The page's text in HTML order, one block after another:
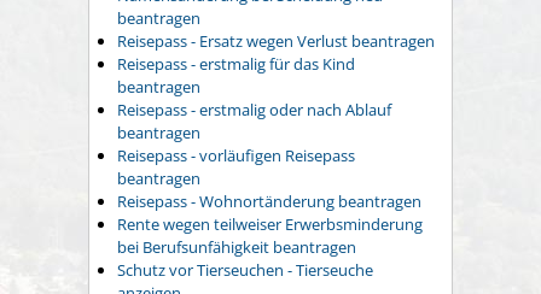
beantragen
Reisepass - Ersatz wegen Verlust beantragen
Reisepass - erstmalig für das Kind
beantragen
Reisepass - erstmalig oder nach Ablauf
beantragen
Reisepass - vorläufigen Reisepass
beantragen
Reisepass - Wohnortänderung beantragen
Rente wegen teilweiser Erwerbsminderung
bei Berufsunfähigkeit beantragen
Schutz vor Tierseuchen - Tierseuche